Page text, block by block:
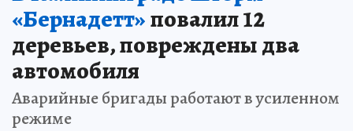
«Бернадетт»повалил 12
деревьев, повреждены два
автомобиля
Аварийные бригады работают в усиленном
режиме